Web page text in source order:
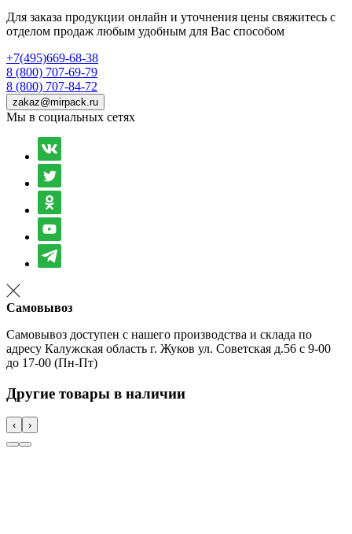
Для заказа продукции онлайн и уточнения цены свяжитесь с
отделом продаж любым удобным для Вас способом
+7(495)669-68-38
8 (800) 707-69-79
8 (800) 707-84-72
zakaz@mirpack.ru
Мы в социальных сетях
Самовывоз
Самовывоз доступен с нашего производства и склада по
адресу Калужская область г. Жуков ул. Советская д.56 с 9-00
до 17-00 (Пн-Пт)
Другие товары в наличии
‹ ›